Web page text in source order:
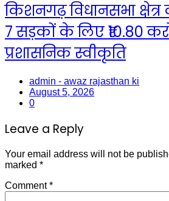
किशनगढ़ विधानसभा क्षेत्र
7 सड़कों के लिए ₹10.80
प्रशासनिक स्वीकृति
admin - awaz rajasthan ki
August 5, 2026
0
Leave a Reply
Your email address will not be
marked *
Comment*